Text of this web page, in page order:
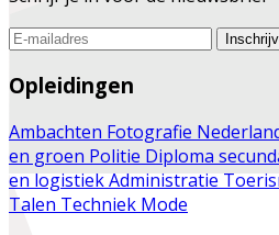
Opleidingen
Ambachten Fotografie
en groen Politie Diploma
en logistiekAdministratie
Talen Techniek Mode